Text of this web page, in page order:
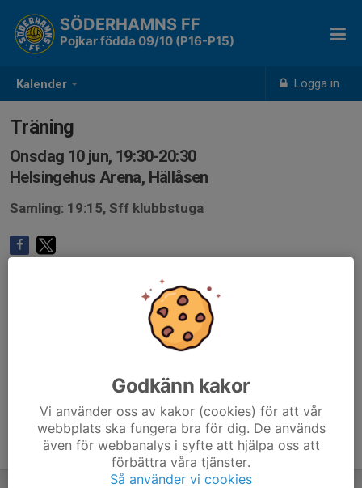
Kalender Logga in
SÖDERHAMNS FF
Pojkar födda 09/10 (P16-P15)
Träning
Onsdag 10 jun, 19:30-20:30
Helsingehus Arena, Hällåsen
Samling: 19:15, Sff klubbstuga
Godkänn kakor
Vi använder oss av kakor (cookies) för att vår
webbplats ska fungera bra för dig. De används
även för webbanalys i syfte att hjälpa oss att
förbättra våra tjänster.
Så använder vi cookies